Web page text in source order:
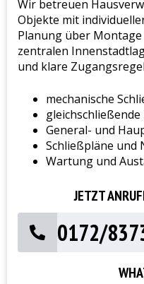
Wir betreuen
Objekte mit
Planung über
zentralen
und klare
mechanische
General- und
Schließpläne und
Wartung und
JETZT
0172/